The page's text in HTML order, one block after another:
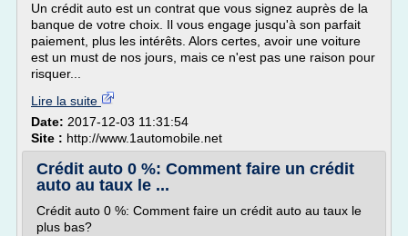
Un crédit auto est un contrat que vous signez auprès de la
banque de votre choix. Il vous engage jusqu'à son parfait
paiement, plus les intérêts. Alors certes, avoir une voiture
est un must de nos jours, mais ce n'est pas une raison pour
risquer...
Lire la suite
Date: 2017-12-03 11:31:54
Site : http://www.1automobile.net
Crédit auto 0 %: Comment faire un crédit
auto au taux le ...
Crédit auto 0 %: Comment faire un crédit auto au taux le
plus bas?